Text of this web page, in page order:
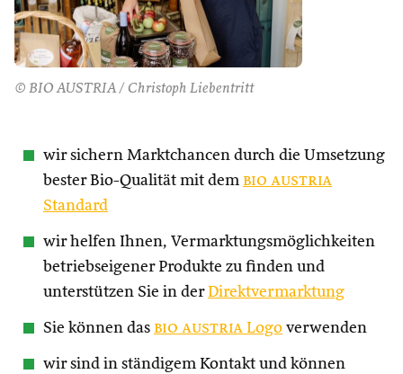
© BIO AUSTRIA / Christoph Liebentritt
wir sichern Marktchancen durch die Umsetzung
bester Bio-Qualität mit dem bio austria
Standard
wir helfen Ihnen, Vermarktungsmöglichkeiten
betriebseigener Produkte zu finden und
unterstützen Sie in derDirektvermarktung
Sie können das bio austria Logo verwenden
wir sind in ständigem Kontakt und können